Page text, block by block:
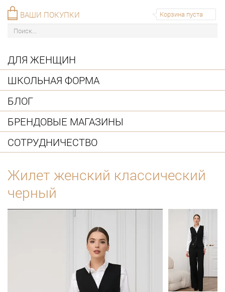
Корзина пуста
ВАШИ ПОКУПКИ
ДЛЯ ЖЕНЩИН
ШКОЛЬНАЯ ФОРМА
БЛОГ
БРЕНДОВЫЕ МАГАЗИНЫ
СОТРУДНИЧЕСТВО
Жилет женский классический
черный